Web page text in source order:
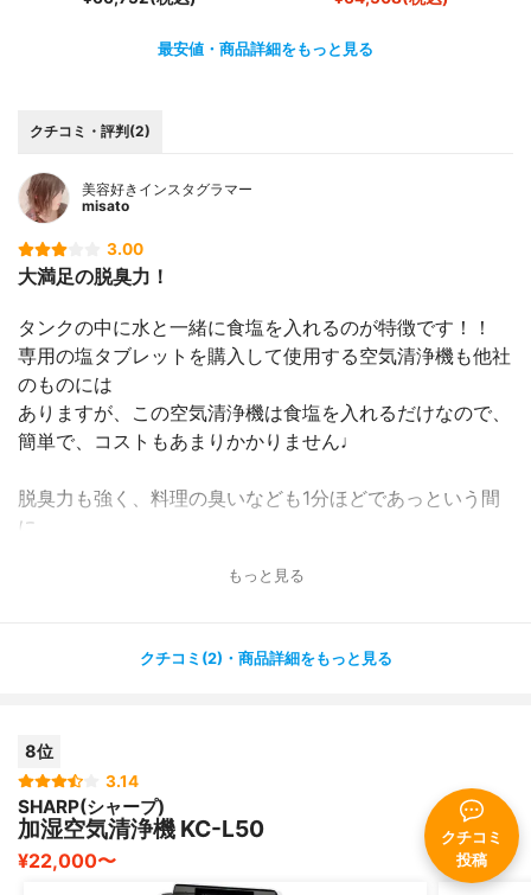
クチコミ
投稿
最安値・商品詳細をもっと見る
クチコミ・評判(2)
美容好きインスタグラマー
misato
3.00
大満足の脱臭力！
タンクの中に水と一緒に食塩を入れるのが特徴です！！
専用の塩タブレットを購入して使用する空気清浄機も他社
のものには
ありますが、この空気清浄機は食塩を入れるだけなので、
簡単で、コストもあまりかかりません♩
脱臭力も強く、料理の臭いなども1分ほどであっという間
に
また、ハウスダストや花粉にも効果があり、埃アレルギー
お手入れの頻度がやや多いように感じますが、慣れてくる
と
お掃除自体は簡単なので、それほど手間な作業では有りま
せんでした( ^ω^ )
もっと見る
クチコミ(2)・商品詳細をもっと見る
8位
3.14
SHARP(シャープ)
加湿空気清浄機 KC-L50
¥22,000〜